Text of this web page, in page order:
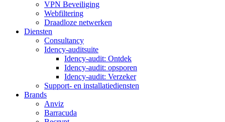
VPN Beveiliging
Webfiltering
Draadloze netwerken
Diensten
Consultancy
Idency-auditsuite
Idency-audit: Ontdek
Idency-audit: opsporen
Idency-audit: Verzeker
Support- en installatiediensten
Brands
Anviz
Barracuda